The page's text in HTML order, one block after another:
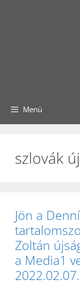
Menü
szlovák
Jön a
Zoltán
a Media1